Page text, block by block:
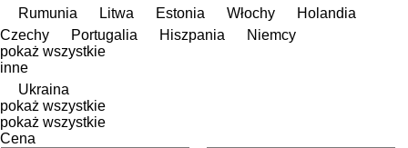
Rumunia
Litwa Estonia Włochy
Holandia
Czechy
Portugalia Hiszpania
Niemcy
pokaż wszystkie
inne
Ukraina
pokaż wszystkie
pokaż wszystkie
Cena